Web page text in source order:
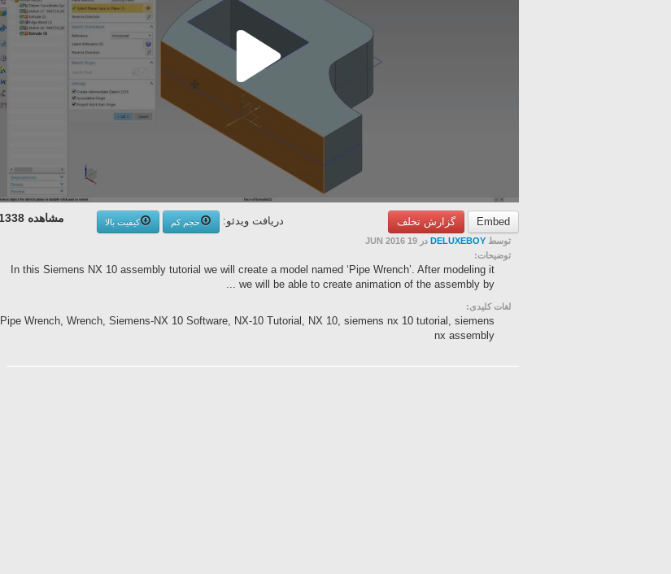
Embed گزارش تخلف مشاهده 1338 دریافت ویدئو: حجم کم
کیفیت بالا
توسط DELUXEBOY در 19 JUN 2016
توضیحات:
In this Siemens NX 10 assembly tutorial we will create a model named ‘Pipe Wrench’. After modeling it
we will be able to create animation of the assembly by ...
لغات کلیدی:
Pipe Wrench, Wrench, Siemens-NX 10 Software, NX-10 Tutorial, NX 10, siemens nx 10 tutorial, siemens
nx assembly